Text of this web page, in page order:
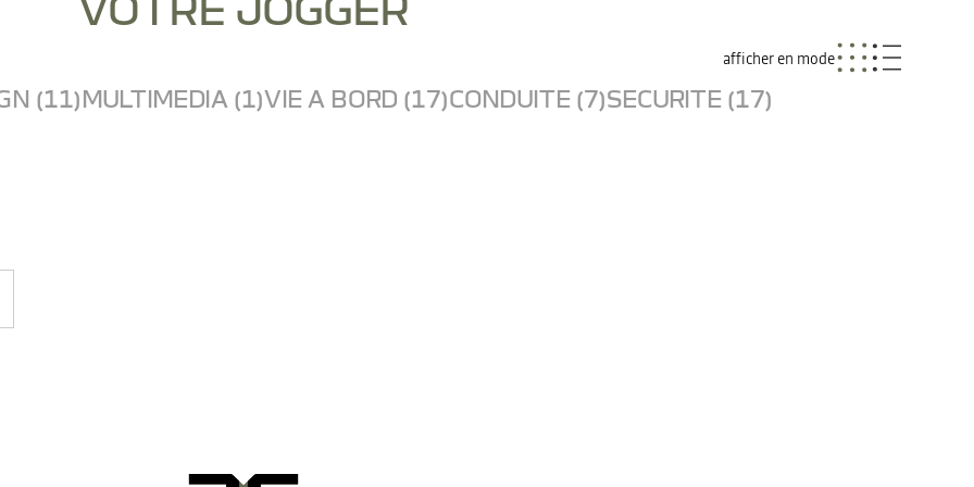
afficher en mode
(11)MULTIMEDIA (1)VIE A BORD (17)CONDUITE (7)SECURITE (17)